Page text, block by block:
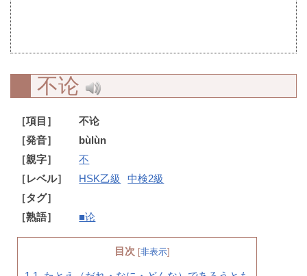
不论
［項目］
不论
［発音］
bùlùn
［親字］
不
［レベル］
HSK乙級
中検2級
［タグ］
［熟語］
■论
目次 [非表示]